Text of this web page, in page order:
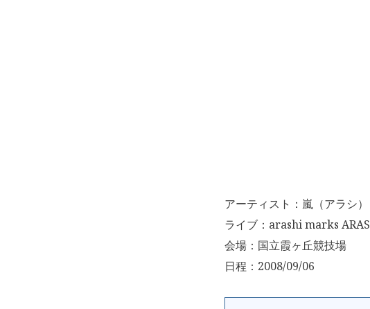
アーティスト：嵐（アラシ）
ライブ：arashi marks
会場：国立霞ヶ丘競技場
日程：2008/09/06